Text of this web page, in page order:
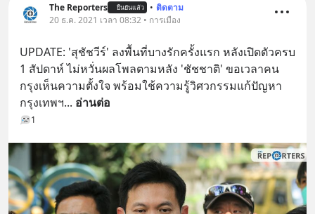
The Reporters ยืนยันแล้ว • ติดตาม
20 ธ.ค. 2021 เวลา 08:32 • การเมือง
UPDATE: 'สุชัชวีร์' ลงพื้นที่บางรักครั้งแรก หลังเปิดตัวครบ
1 สัปดาห์ ไม่หวั่นผลโพลตามหลัง 'ชัชชาติ' ขอเวลาคน
กรุงเห็นความตั้งใจ พร้อมใช้ความรู้วิศวกรรมแก้ปัญหา
กรุงเทพฯ... อ่านต่อ
1